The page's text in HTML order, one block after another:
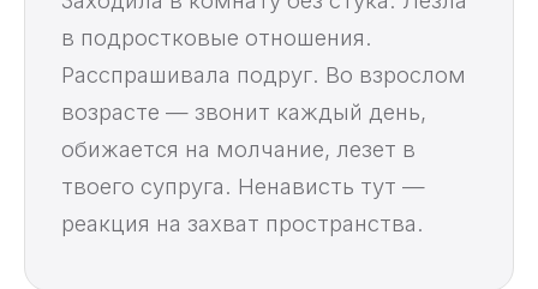
в подростковые отношения.
Расспрашивала подруг. Во взрослом
возрасте — звонит каждый день,
обижается на молчание, лезет в
твоего супруга. Ненависть тут —
реакция на захват пространства.